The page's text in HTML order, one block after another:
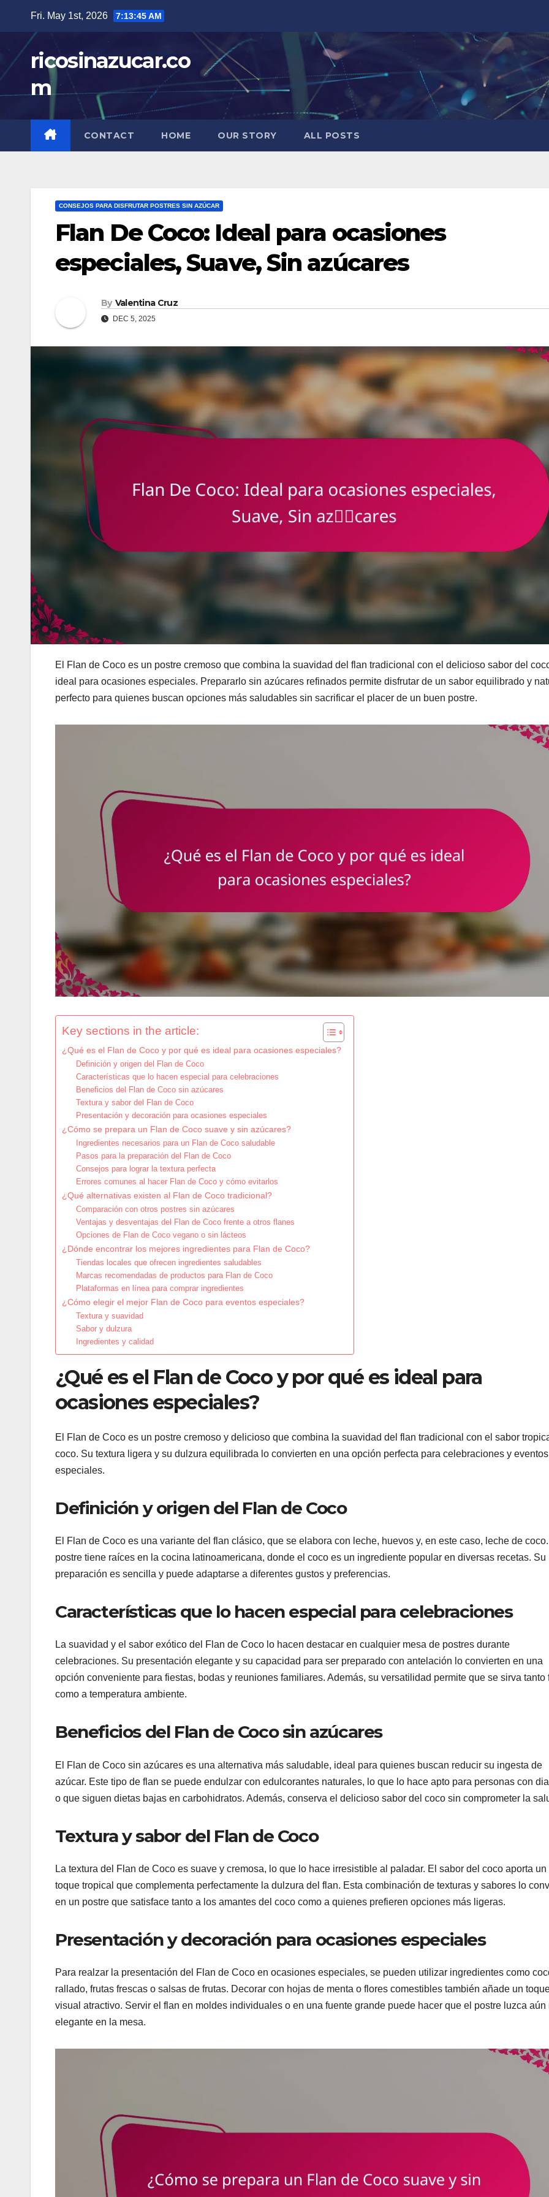
content
Fri. May 1st, 2026 7:13:46 AM
ricosinazucar.co
m
CONTACT HOME OUR STORY ALL POSTS
CONSEJOS PARA DISFRUTAR POSTRES SIN AZÚCAR
Flan De Coco: Ideal para ocasiones
especiales, Suave, Sin azúcares
By Valentina Cruz
DEC 5, 2025
El Flan de Coco es un postre cremoso que combina la suavidad del flan tradicional con el delicioso sabor del
ideal para ocasiones especiales. Prepararlo sin azúcares refinados permite disfrutar de un sabor equilibrado y
perfecto para quienes buscan opciones más saludables sin sacrificar el placer de un buen postre.
Key sections in the article:
¿Qué es el Flan de Coco y por qué es ideal para ocasiones especiales?
Definición y origen del Flan de Coco
Características que lo hacen especial para celebraciones
Beneficios del Flan de Coco sin azúcares
Textura y sabor del Flan de Coco
Presentación y decoración para ocasiones especiales
¿Cómo se prepara un Flan de Coco suave y sin azúcares?
Ingredientes necesarios para un Flan de Coco saludable
Pasos para la preparación del Flan de Coco
Consejos para lograr la textura perfecta
Errores comunes al hacer Flan de Coco y cómo evitarlos
¿Qué alternativas existen al Flan de Coco tradicional?
Comparación con otros postres sin azúcares
Ventajas y desventajas del Flan de Coco frente a otros flanes
Opciones de Flan de Coco vegano o sin lácteos
¿Dónde encontrar los mejores ingredientes para Flan de Coco?
Tiendas locales que ofrecen ingredientes saludables
Marcas recomendadas de productos para Flan de Coco
Plataformas en línea para comprar ingredientes
¿Cómo elegir el mejor Flan de Coco para eventos especiales?
Textura y suavidad
Sabor y dulzura
Ingredientes y calidad
¿Qué es el Flan de Coco y por qué es ideal para
ocasiones especiales?
El Flan de Coco es un postre cremoso y delicioso que combina la suavidad del flan tradicional con el sabor
coco. Su textura ligera y su dulzura equilibrada lo convierten en una opción perfecta para celebraciones y eventos
especiales.
Definición y origen del Flan de Coco
El Flan de Coco es una variante del flan clásico, que se elabora con leche, huevos y, en este caso, leche de
postre tiene raíces en la cocina latinoamericana, donde el coco es un ingrediente popular en diversas recetas. Su
preparación es sencilla y puede adaptarse a diferentes gustos y preferencias.
Características que lo hacen especial para celebraciones
La suavidad y el sabor exótico del Flan de Coco lo hacen destacar en cualquier mesa de postres durante
celebraciones. Su presentación elegante y su capacidad para ser preparado con antelación lo convierten en una
opción conveniente para fiestas, bodas y reuniones familiares. Además, su versatilidad permite que se sirva tanto
como a temperatura ambiente.
Beneficios del Flan de Coco sin azúcares
El Flan de Coco sin azúcares es una alternativa más saludable, ideal para quienes buscan reducir su ingesta de
azúcar. Este tipo de flan se puede endulzar con edulcorantes naturales, lo que lo hace apto para personas con
o que siguen dietas bajas en carbohidratos. Además, conserva el delicioso sabor del coco sin comprometer la
Textura y sabor del Flan de Coco
La textura del Flan de Coco es suave y cremosa, lo que lo hace irresistible al paladar. El sabor del coco aporta un
toque tropical que complementa perfectamente la dulzura del flan. Esta combinación de texturas y sabores lo
en un postre que satisface tanto a los amantes del coco como a quienes prefieren opciones más ligeras.
Presentación y decoración para ocasiones especiales
Para realzar la presentación del Flan de Coco en ocasiones especiales, se pueden utilizar ingredientes como
rallado, frutas frescas o salsas de frutas. Decorar con hojas de menta o flores comestibles también añade un
visual atractivo. Servir el flan en moldes individuales o en una fuente grande puede hacer que el postre luzca aún
elegante en la mesa.